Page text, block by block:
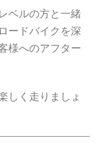
ベルの方と一緒
ードバイクを深
様へのアフター
しく走りましょ